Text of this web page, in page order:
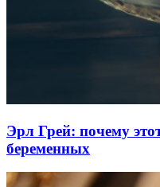
Эрл Грей: почему
беременных